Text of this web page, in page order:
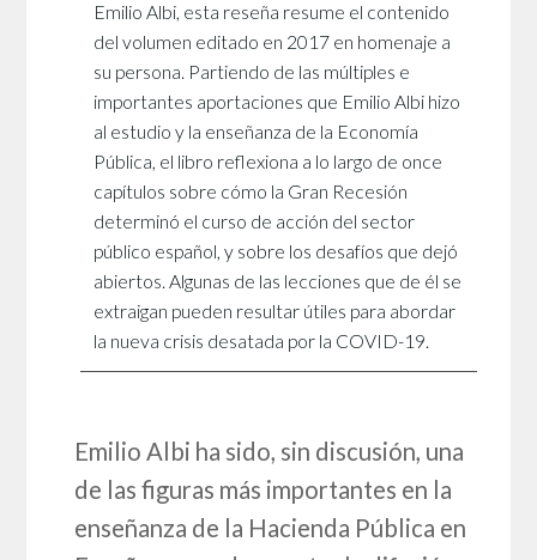
Emilio Albi, esta reseña resume el contenido
del volumen editado en 2017 en homenaje a
su persona. Partiendo de las múltiples e
importantes aportaciones que Emilio Albi hizo
al estudio y la enseñanza de la Economía
Pública, el libro reflexiona a lo largo de once
capítulos sobre cómo la Gran Recesión
determinó el curso de acción del sector
público español, y sobre los desafíos que dejó
abiertos. Algunas de las lecciones que de él se
extraigan pueden resultar útiles para abordar
la nueva crisis desatada por la COVID-19.
Emilio Albi ha sido, sin discusión, una
de las figuras más importantes en la
enseñanza de la Hacienda Pública en